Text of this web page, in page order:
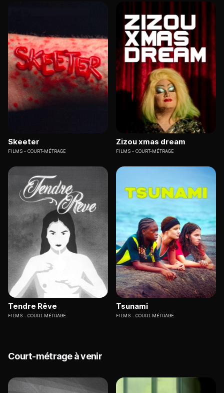
Skeeter
FILMS COURT-MÉTRAGE
Zizou xmas dream
FILMS COURT-MÉTRAGE
Tendre Rêve
FILMS COURT-MÉTRAGE
Tsunami
FILMS COURT-MÉTRAGE
Court-métrage à venir